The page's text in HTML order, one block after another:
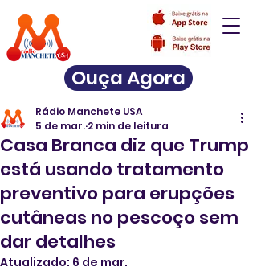
Ouça Agora
Casa Branca diz que Trump
está usando tratamento
preventivo para erupções
cutâneas no pescoço sem
dar detalhes
Rádio Manchete USA
5 de mar. 2 min de leitura
Atualizado: 6 de mar.